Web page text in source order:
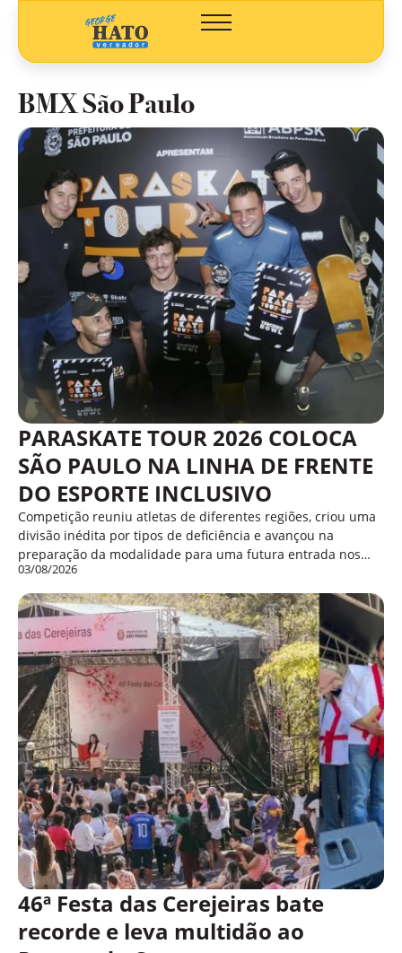
BMX São Paulo
PARASKATE TOUR 2026 COLOCA
SÃO PAULO NA LINHA DE FRENTE
DO ESPORTE INCLUSIVO
Competição reuniu atletas de diferentes regiões, criou uma
divisão inédita por tipos de deficiência e avançou na
preparação da modalidade para uma futura entrada nos…
03/08/2026
46ª Festa das Cerejeiras bate
recorde e leva multidão ao